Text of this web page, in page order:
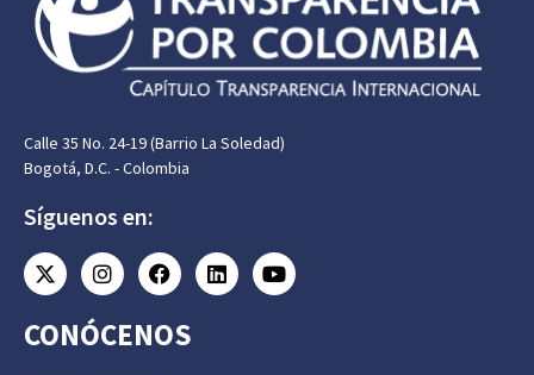
Calle 35 No. 24-19 (Barrio La Soledad)
Bogotá, D.C. - Colombia
Síguenos en:
CONÓCENOS